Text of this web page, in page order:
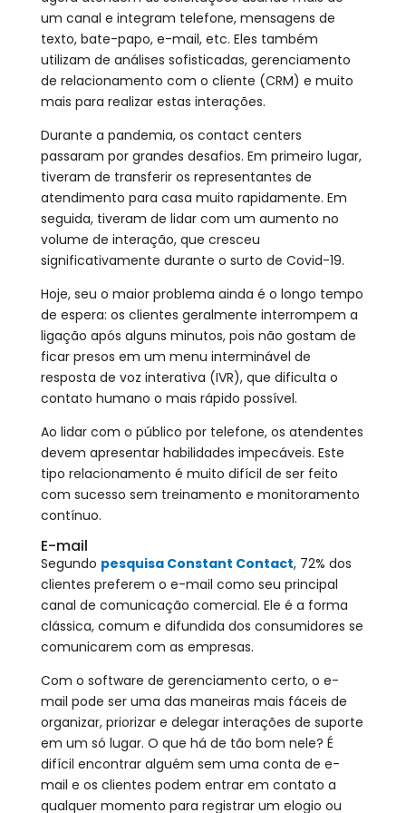
um canal e integram telefone, mensagens de
texto, bate-papo, e-mail, etc. Eles também
utilizam de análises sofisticadas, gerenciamento
de relacionamento com o cliente (CRM) e muito
mais para realizar estas interações.
Durante a pandemia, os contact centers
passaram por grandes desafios. Em primeiro lugar,
tiveram de transferir os representantes de
atendimento para casa muito rapidamente. Em
seguida, tiveram de lidar com um aumento no
volume de interação, que cresceu
significativamente durante o surto de Covid-19.
Hoje, seu o maior problema ainda é o longo tempo
de espera: os clientes geralmente interrompem a
ligação após alguns minutos, pois não gostam de
ficar presos em um menu interminável de
resposta de voz interativa (IVR), que dificulta o
contato humano o mais rápido possível.
Ao lidar com o público por telefone, os atendentes
devem apresentar habilidades impecáveis. Este
tipo relacionamento é muito difícil de ser feito
com sucesso sem treinamento e monitoramento
contínuo.
E-mail
Segundo pesquisa Constant Contact, 72% dos
clientes preferem o e-mail como seu principal
canal de comunicação comercial. Ele é a forma
clássica, comum e difundida dos consumidores se
comunicarem com as empresas.
Com o software de gerenciamento certo, o e-
mail pode ser uma das maneiras mais fáceis de
organizar, priorizar e delegar interações de suporte
em um só lugar. O que há de tão bom nele? É
difícil encontrar alguém sem uma conta de e-
mail e os clientes podem entrar em contato a
qualquer momento para registrar um elogio ou